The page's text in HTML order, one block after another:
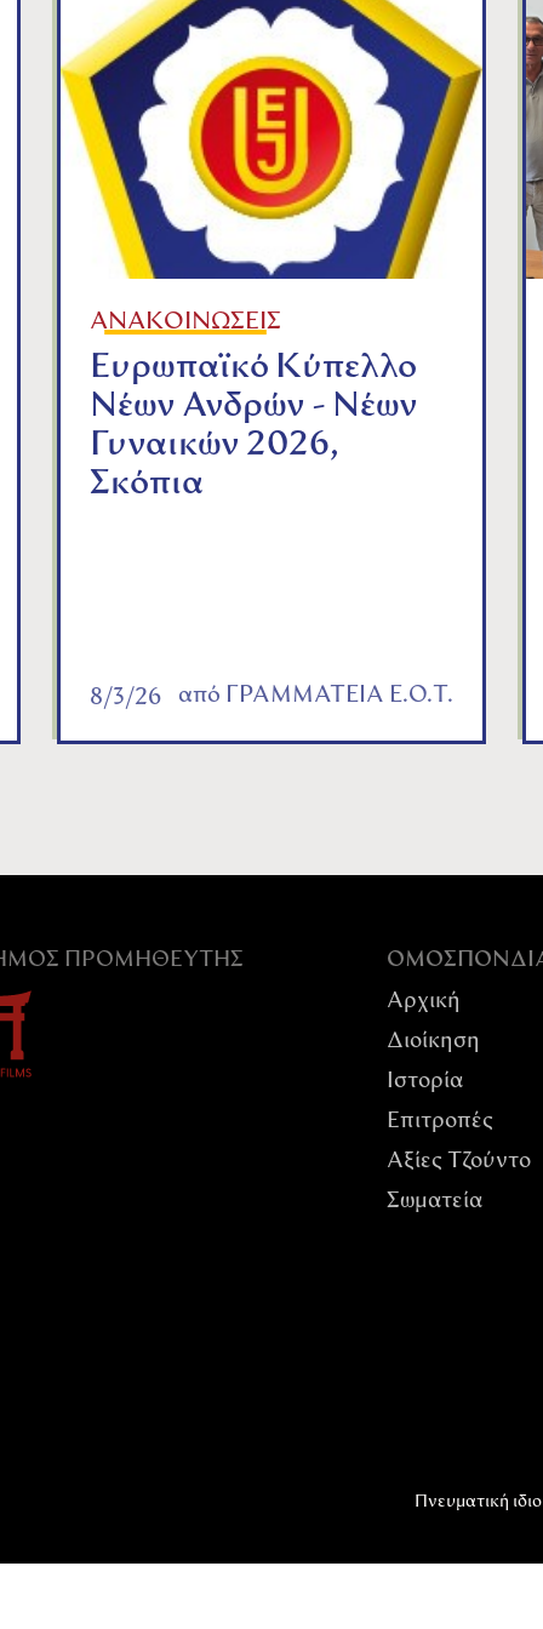
ΑΝΑΚΟΙΝΩΣΕΙΣ
Ευρωπαϊκό Κύπελλο
Νέων Ανδρών - Νέων
Γυναικών 2026,
Σκόπια
8/3/26 από ΓΡΑΜΜΑΤΕΙΑ Ε.Ο.Τ.
ΠΡΟΜΗΘΕΥΤΉΣ
Αρχική
Διοίκηση
Ιστορία
Επιτροπές
Αξίες Tζούντο
Σωματεία
Πνευματική